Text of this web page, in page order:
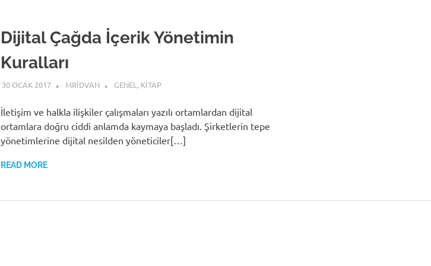
Dijital Çağda İçerik Yönetimin
Kuralları
30 OCAK 2017 MRIDVAN GENEL , KITAP
İletişim ve halkla ilişkiler çalışmaları yazılı ortamlardan dijital
ortamlara doğru ciddi anlamda kaymaya başladı. Şirketlerin tepe
yönetimlerine dijital nesilden yöneticiler[…]
READ MORE